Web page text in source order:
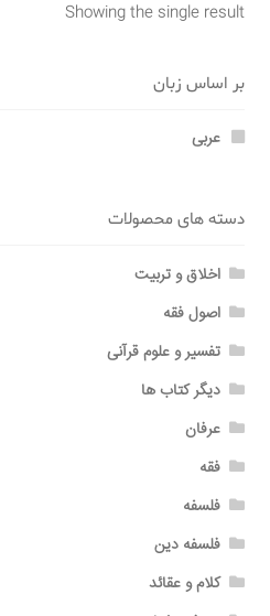
Showing the single result
بر اساس زبان
عربی
دسته های محصولات
اخلاق و تربیت
اصول فقه
تفسیر و علوم قرآنی
دیگر کتاب ها
عرفان
فقه
فلسفه
فلسفه دین
کلام و عقائد